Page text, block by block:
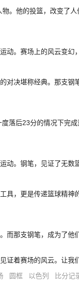
。他的投篮，改变了
动。赛场上的风云变幻
对决堪称经典。那支
落后23分的情况下完
动。钢笔，见证了无数
具，更是传递篮球精
而那支钢笔，成为了
证着赛场的风云。让我
圆框 以色列 比分记